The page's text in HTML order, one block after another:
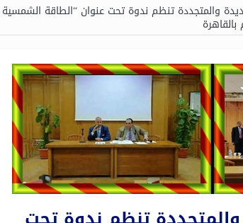
والمتجددة تنظم ندوة تحت عنوان “الطاقة الشمسية